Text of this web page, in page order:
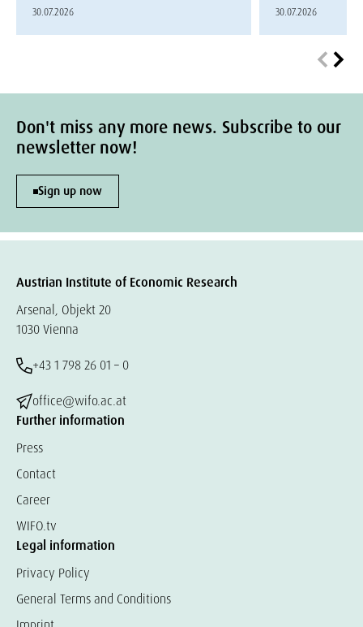
30.07.2026 30.07.2026
Don't miss any more news. Subscribe to our
newsletter now!
Sign up now
Austrian Institute of Economic Research
Arsenal, Objekt 20
1030 Vienna
+43 1 798 26 01 – 0
office@wifo.ac.at
Further information
Press
Contact
Career
WIFO.tv
Legal information
Privacy Policy
General Terms and Conditions